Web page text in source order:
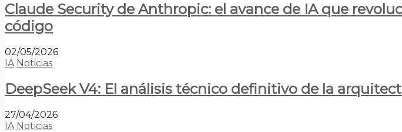
Claude Security de Anthropic: el avance de IA que
código
02/05/2026
IA Noticias
DeepSeek V4: El análisis técnico definitivo de la
27/04/2026
IA Noticias